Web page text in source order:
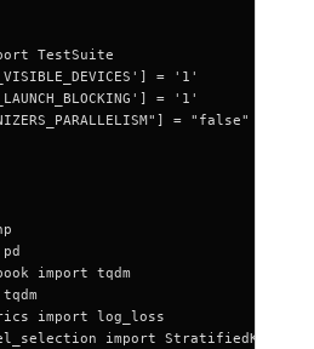
TestSuite
= '1'
= '1'
= "false"
import tqdm
import log_loss
import